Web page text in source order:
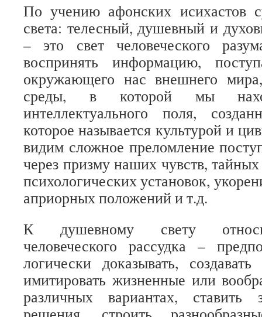
По учению афонских исихастов
света: телесный, душевный и
– это свет человеческого
воспринять информацию,
окружающего нас внешнего
среды, в которой мы
интеллектуального поля,
которое называется культурой и
видим сложное преломление
через призму наших чувств,
психологических установок,
априорных положений и т.д.
К душевному свету
человеческого рассудка –
логически доказывать,
имитировать жизненные или
различных вариантах, ставить